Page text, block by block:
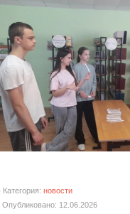
Категория: новости
Опубликовано: 12.06.2026